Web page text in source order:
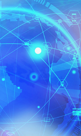
查
产品质量鉴定
固废危废鉴定
土壤场地调查
生态环境检测
消毒检测备案
空气净化检测